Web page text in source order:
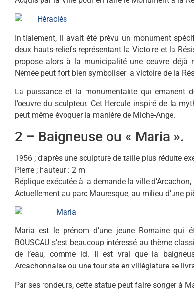
Initialement, il avait été prévu un monument
deux hauts-reliefs représentant la Victoire et la
propose alors à la municipalité une oeuvre
Némée peut fort bien symboliser la victoire de la
La puissance et la monumentalité qui émanent
l’oeuvre du sculpteur. Cet Hercule inspiré de la
peut même évoquer la manière de Miche-Ange.
2 – Baigneuse ou « Maria ».
1956 ; d’après une sculpture de taille plus réduite
Pierre ; hauteur : 2 m.
Réplique exécutée à la demande la ville
Actuellement au parc Mauresque, au milieu d’une
Maria est le prénom d’une jeune Romaine qui
BOUSCAU s’est beaucoup intéressé au thème
de l’eau, comme ici. Il est vrai que la
Arcachonnaise ou une touriste en villégiature se
Par ses rondeurs, cette statue peut faire songer à